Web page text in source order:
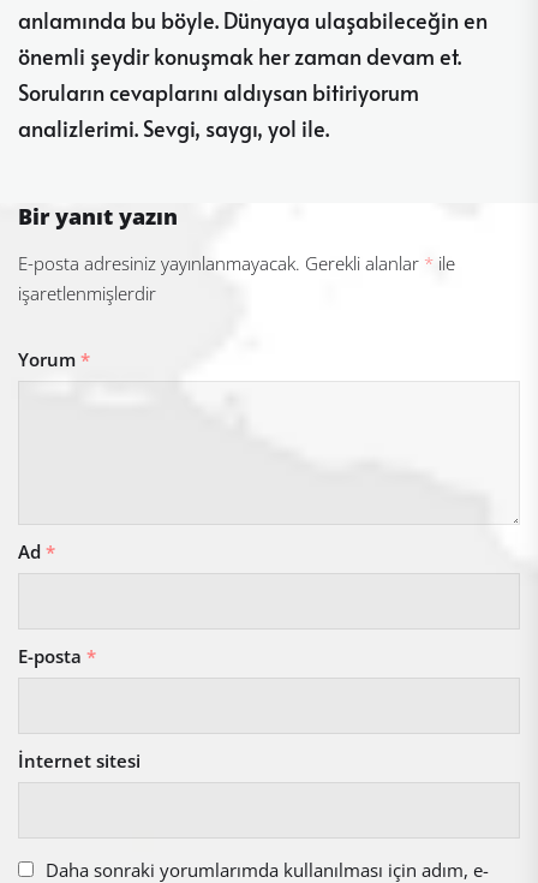
anlamında bu böyle. Dünyaya ulaşabileceğin en
önemli şeydir konuşmak her zaman devam et.
Soruların cevaplarını aldıysan bitiriyorum
analizlerimi. Sevgi, saygı, yol ile.
Bir yanıt yazın
E-posta adresiniz yayınlanmayacak. Gerekli alanlar * ile
işaretlenmişlerdir
Yorum *
Ad *
E-posta *
İnternet sitesi
Daha sonraki yorumlarımda kullanılması için adım, e-